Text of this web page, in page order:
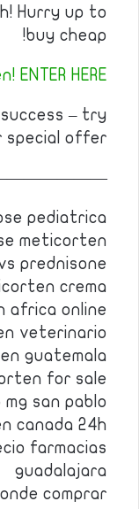
Hurry up to
buy cheap!
HERE!
– try
special offer!
pediatrica
meticorten
prednisone
crema
africa online
veterinario
guatemala
for sale
san pablo
canada 24h
farmacias
guadalajara
comprar